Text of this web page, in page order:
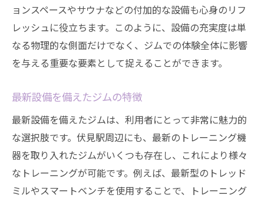
ョンスペースやサウナなどの付加的な設備も心身のリフ
レッシュに役立ちます。このように、設備の充実度は単
なる物理的な側面だけでなく、ジムでの体験全体に影響
を与える重要な要素として捉えることができます。
最新設備を備えたジムの特徴
最新設備を備えたジムは、利用者にとって非常に魅力的
な選択肢です。伏見駅周辺にも、最新のトレーニング機
器を取り入れたジムがいくつも存在し、これにより様々
なトレーニングが可能です。例えば、最新型のトレッド
ミルやスマートベンチを使用することで、トレーニング